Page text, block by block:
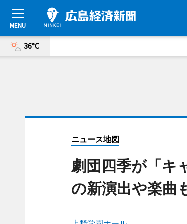
36°C
ニュース地図
劇団四季が「キ
の新演出や楽曲